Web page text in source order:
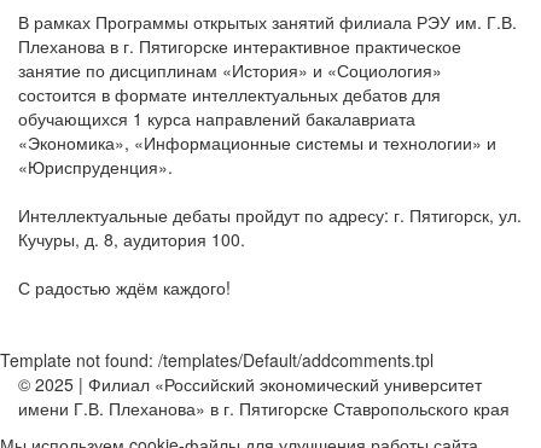
В рамках Программы открытых занятий филиала РЭУ им. Г.В.
Плеханова в г. Пятигорске интерактивное практическое
занятие по дисциплинам «История» и «Социология»
состоится в формате интеллектуальных дебатов для
обучающихся 1 курса направлений бакалавриата
«Экономика», «Информационные системы и технологии» и
«Юриспруденция».
Интеллектуальные дебаты пройдут по адресу: г. Пятигорск, ул.
Кучуры, д. 8, аудитория 100.
С радостью ждём каждого!
Template not found: /templates/Default/addcomments.tpl
© 2025 | Филиал «Российский экономический университет
имени Г.В. Плеханова» в г. Пятигорске Ставропольского края